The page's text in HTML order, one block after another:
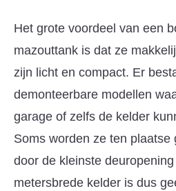
Het grote voordeel van een
mazouttank is dat ze
zijn licht en compact. Er
demonteerbare modellen
garage of zelfs de kelder
Soms worden ze ten plaatse
door de kleinste
metersbrede kelder is dus